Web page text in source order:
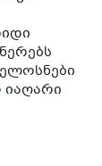
იაღარი